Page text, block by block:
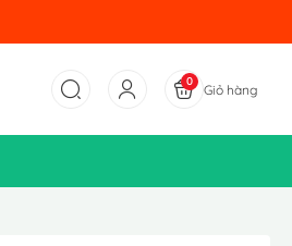
0
Giỏ hàng